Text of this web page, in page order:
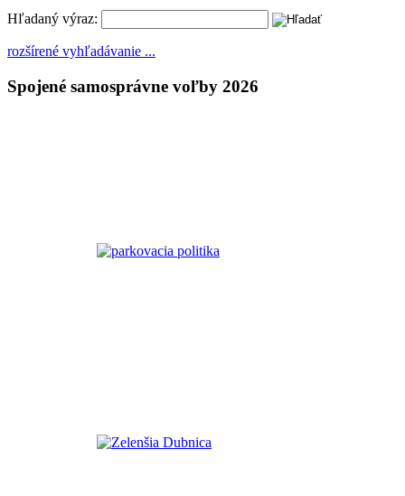
Hľadaný výraz:
rozšírené vyhľadávanie ...
Spojené samosprávne voľby 2026